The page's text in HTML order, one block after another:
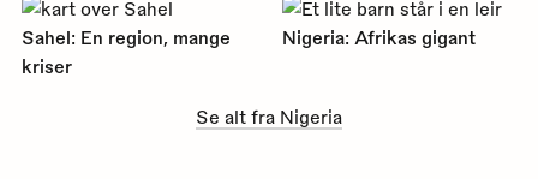
Sahel: En region, mange
kriser
Nigeria: Afrikas gigant
Se alt fra Nigeria